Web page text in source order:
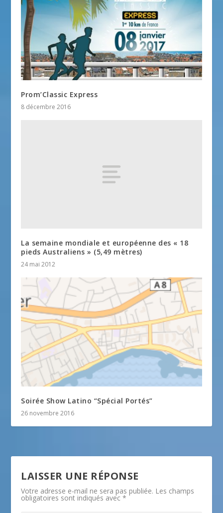
Prom’Classic Express
8 décembre 2016
La semaine mondiale et européenne des « 18
pieds Australiens » (5,49 mètres)
24 mai 2012
Soirée Show Latino “Spécial Portés”
26 novembre 2016
LAISSER UNE RÉPONSE
Votre adresse e-mail ne sera pas publiée. Les champs
obligatoires sont indiqués avec*